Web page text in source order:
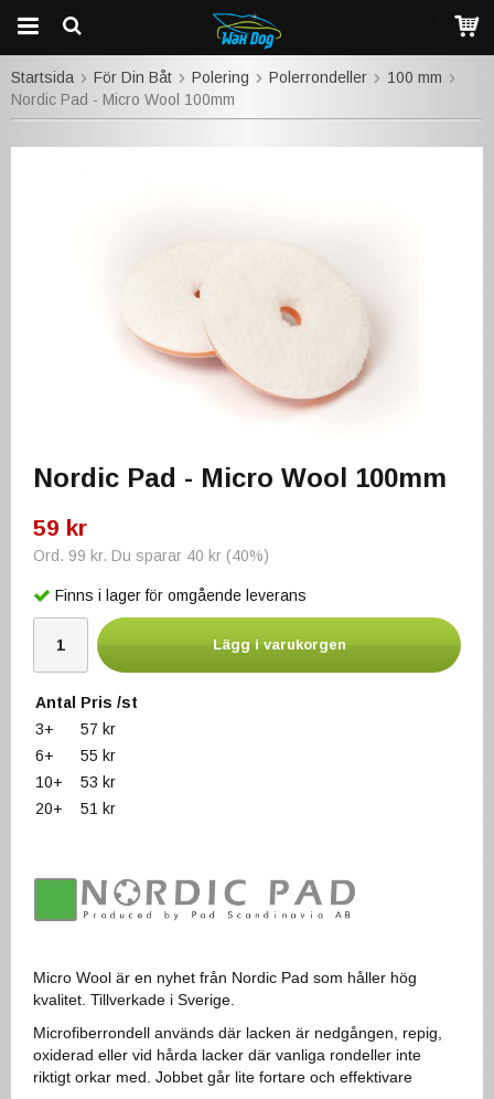
Startsida För Din Båt Polering Polerrondeller
100 mm
Nordic Pad - Micro Wool 100mm
Nordic Pad - Micro Wool 100mm
59 kr
Ord. 99 kr. Du sparar 40 kr (40%)
Finns i lager för omgående leverans
Lägg i varukorgen
Antal Pris /st
3+
57 kr
6+
55 kr
10+
53 kr
20+
51 kr
Micro Wool är en nyhet från Nordic Pad som håller hög
kvalitet. Tillverkade i Sverige.
Microfiberrondell används där lacken är nedgången, repig,
oxiderad eller vid hårda lacker där vanliga rondeller inte
riktigt orkar med. Jobbet går lite fortare och effektivare